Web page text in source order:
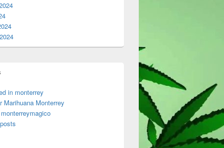
in monterrey
Marihuana Monterrey